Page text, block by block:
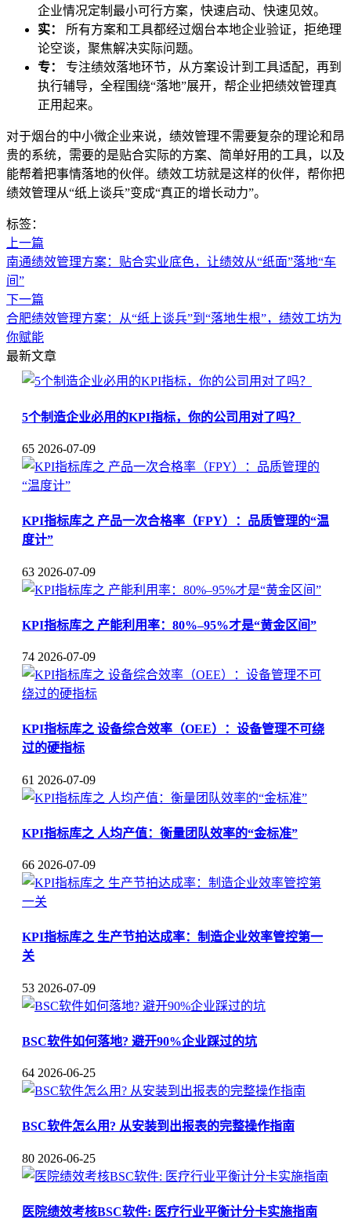
企业情况定制最小可行方案，快速启动、快速见效。
实：
所有方案和工具都经过烟台本地企业验证，拒绝理
论空谈，聚焦解决实际问题。
专：
专注绩效落地环节，从方案设计到工具适配，再到
执行辅导，全程围绕“落地”展开，帮企业把绩效管理真
正用起来。
对于烟台的中小微企业来说，绩效管理不需要复杂的理论和昂
贵的系统，需要的是贴合实际的方案、简单好用的工具，以及
能帮着把事情落地的伙伴。绩效工坊就是这样的伙伴，帮你把
绩效管理从“纸上谈兵”变成“真正的增长动力”。
标签：
上一篇
南通绩效管理方案：贴合实业底色，让绩效从“纸面”落地“车
间”
下一篇
合肥绩效管理方案：从“纸上谈兵”到“落地生根”，绩效工坊为
你赋能
最新文章
5个制造企业必用的KPI指标，你的公司用对了吗？
65 2026-07-09
KPI指标库之 产品一次合格率（FPY）：品质管理的“温
度计”
63 2026-07-09
KPI指标库之 产能利用率：80%–95%才是“黄金区间”
74 2026-07-09
KPI指标库之 设备综合效率（OEE）：设备管理不可绕
过的硬指标
61 2026-07-09
KPI指标库之 人均产值：衡量团队效率的“金标准”
66 2026-07-09
KPI指标库之 生产节拍达成率：制造企业效率管控第一
关
53 2026-07-09
BSC软件如何落地? 避开90%企业踩过的坑
64 2026-06-25
BSC软件怎么用? 从安装到出报表的完整操作指南
80 2026-06-25
医院绩效考核BSC软件: 医疗行业平衡计分卡实施指南